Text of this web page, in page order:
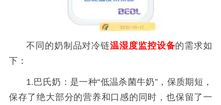
不同的奶制品对冷链温湿度监控设备的需求如
下：
1.巴氏奶：是一种“低温杀菌牛奶”，保质期短，
保存了绝大部分的营养和口感的同时，也保留了一